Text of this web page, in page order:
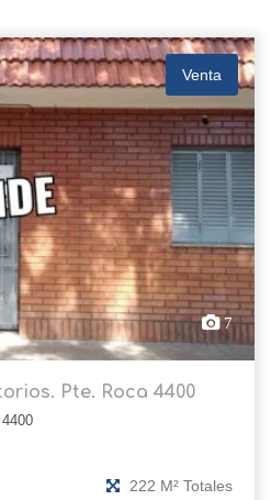
Venta
7
Pte. Roca 4400
222 M² Totales